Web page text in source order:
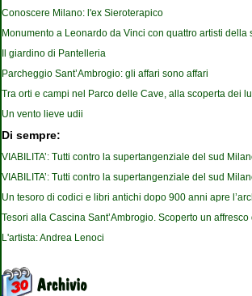
Conoscere Milano: l'ex Sieroterapico
Monumento a Leonardo da Vinci con quattro artisti della
Il giardino di Pantelleria
Parcheggio Sant’Ambrogio: gli affari sono affari
Tra orti e campi nel Parco delle Cave, alla scoperta dei
Un vento lieve udii
Di sempre:
VIABILITA’: Tutti contro la supertangenziale del sud
VIABILITA’: Tutti contro la supertangenziale del sud
Un tesoro di codici e libri antichi dopo 900 anni apre
Tesori alla Cascina Sant’Ambrogio. Scoperto un
L'artista: Andrea Lenoci